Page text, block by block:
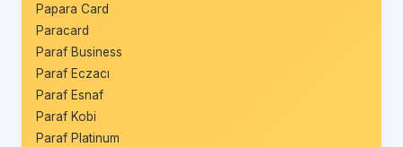
Papara Card
Paracard
Paraf Business
Paraf Eczacı
Paraf Esnaf
Paraf Kobi
Paraf Platinum